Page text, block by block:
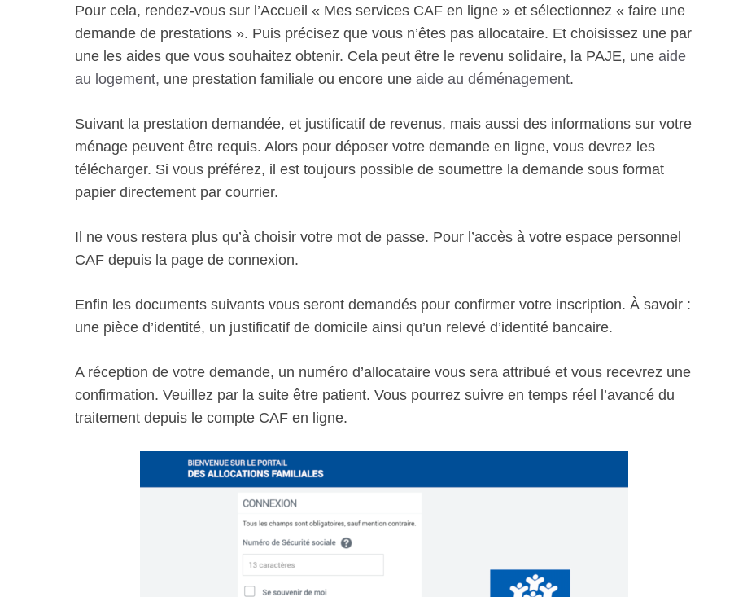
Pour cela, rendez-vous sur l’Accueil « Mes services CAF en ligne » et sélectionnez « faire une
demande de prestations ». Puis précisez que vous n’êtes pas allocataire. Et choisissez une par
une les aides que vous souhaitez obtenir. Cela peut être le revenu solidaire, la PAJE, une aide
au logement, une prestation familiale ou encore une aide au déménagement.
Suivant la prestation demandée, et justificatif de revenus, mais aussi des informations sur votre
ménage peuvent être requis. Alors pour déposer votre demande en ligne, vous devrez les
télécharger. Si vous préférez, il est toujours possible de soumettre la demande sous format
papier directement par courrier.
Il ne vous restera plus qu’à choisir votre mot de passe. Pour l’accès à votre espace personnel
CAF depuis la page de connexion.
Enfin les documents suivants vous seront demandés pour confirmer votre inscription. À savoir :
une pièce d’identité, un justificatif de domicile ainsi qu’un relevé d’identité bancaire.
A réception de votre demande, un numéro d’allocataire vous sera attribué et vous recevrez une
confirmation. Veuillez par la suite être patient. Vous pourrez suivre en temps réel l’avancé du
traitement depuis le compte CAF en ligne.